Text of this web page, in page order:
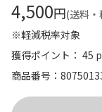
4,500円(送料・
※軽減税率対象
獲得ポイント： 45
商品番号